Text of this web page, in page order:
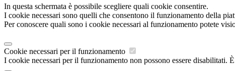
In questa schermata è possibile scegliere quali cookie consentire.
I cookie necessari sono quelli che consentono il funzionamento della
Per conoscere quali sono i cookie necessari al funzionamento potete
Cookie necessari per il funzionamento
I cookie necessari per il funzionamento non possono essere disabilitati.